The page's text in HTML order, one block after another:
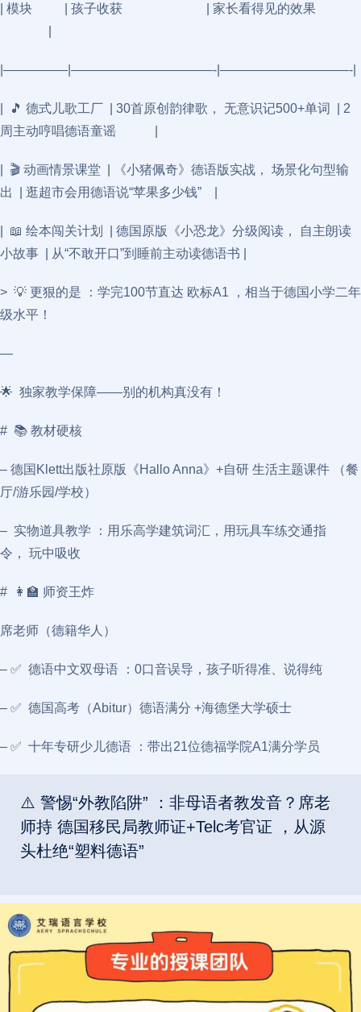
| 模块 | 孩子收获 | 家长看得见的效果
|—————|———————————-|——————————-|
| 🎵 德式儿歌工厂 | 30首原创韵律歌， 无意识记500+单词 | 2
周主动哼唱德语童谣 |
| 🎬 动画情景课堂 | 《小猪佩奇》德语版实战， 场景化句型输
出 | 逛超市会用德语说“苹果多少钱” |
| 📖 绘本闯关计划 | 德国原版《小恐龙》分级阅读， 自主朗读
小故事 | 从“不敢开口”到睡前主动读德语书 |
> 💡 更狠的是 ：学完100节直达 欧标A1 ，相当于德国小学二年
级水平！
—
🌟 独家教学保障——别的机构真没有！
# 📚 教材硬核
– 德国Klett出版社原版《Hallo Anna》+自研 生活主题课件 （餐
厅/游乐园/学校）
– 实物道具教学 ：用乐高学建筑词汇，用玩具车练交通指
令， 玩中吸收
# 👩‍🏫 师资王炸
席老师（德籍华人）
– ✅ 德语中文双母语 ：0口音误导，孩子听得准、说得纯
– ✅ 德国高考（Abitur）德语满分 +海德堡大学硕士
– ✅ 十年专研少儿德语 ：带出21位德福学院A1满分学员
⚠️ 警惕“外教陷阱” ：非母语者教发音？席老
师持 德国移民局教师证+Telc考官证 ，从源
头杜绝“塑料德语”